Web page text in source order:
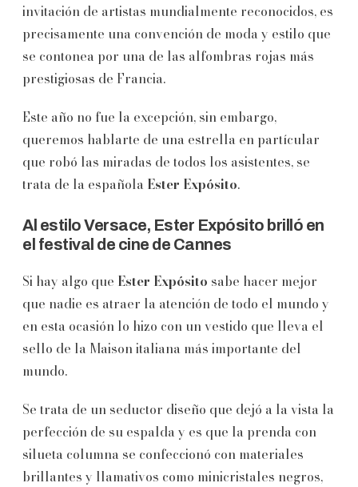
invitación de artistas mundialmente reconocidos, es
precisamente una convención de moda y estilo que
se contonea por una de las alfombras rojas más
prestigiosas de Francia.
Este año no fue la excepción, sin embargo,
queremos hablarte de una estrella en partícular
que robó las miradas de todos los asistentes, se
trata de la española Ester Expósito.
Al estilo Versace, Ester Expósito brilló en
el festival de cine de Cannes
Si hay algo que Ester Expósito sabe hacer mejor
que nadie es atraer la atención de todo el mundo y
en esta ocasión lo hizo con un vestido que lleva el
sello de la Maison italiana más importante del
mundo.
Se trata de un seductor diseño que dejó a la vista la
perfección de su espalda y es que la prenda con
silueta columna se confeccionó con materiales
brillantes y llamativos como minicristales negros,